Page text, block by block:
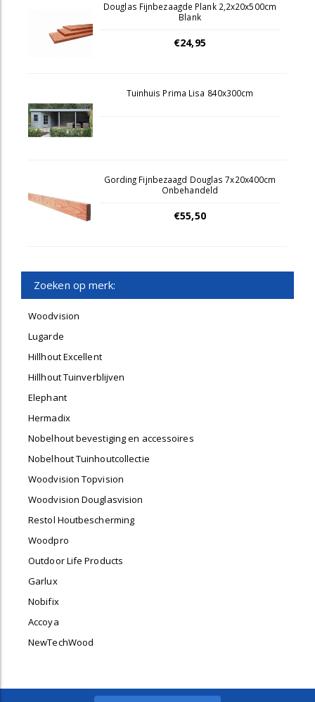
Douglas Fijnbezaagde Plank 2,2x20x500cm
Blank
€24,95
Tuinhuis Prima Lisa 840x300cm
Gording Fijnbezaagd Douglas 7x20x400cm
Onbehandeld
€55,50
Zoeken op merk:
Woodvision
Lugarde
Hillhout Excellent
Hillhout Tuinverblijven
Elephant
Hermadix
Nobelhout bevestiging en accessoires
Nobelhout Tuinhoutcollectie
Woodvision Topvision
Woodvision Douglasvision
Restol Houtbescherming
Woodpro
Outdoor Life Products
Garlux
Nobifix
Accoya
NewTechWood